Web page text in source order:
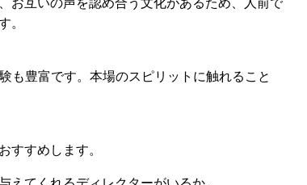
お互いの声を認め合う文化があるため、人前で
。
も豊富です。本場のスピリットに触れること
すすめします。